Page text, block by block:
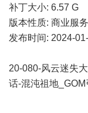
补丁大小: 6.57 G
版本性质: 商业服
发布时间: 2024-
20-080-风云迷失
话-混沌祖地_GOM